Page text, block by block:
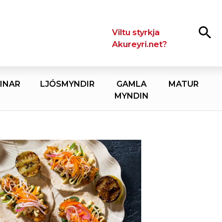
LeitaViltu styrkja
Akureyri.net?
LJÓSMYNDIR
GAMLA
MYNDIN
MATUR